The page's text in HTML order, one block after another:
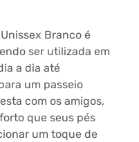
Branco é
ser utilizada em
a dia até
um passeio
com os amigos,
que seus pés
um toque de